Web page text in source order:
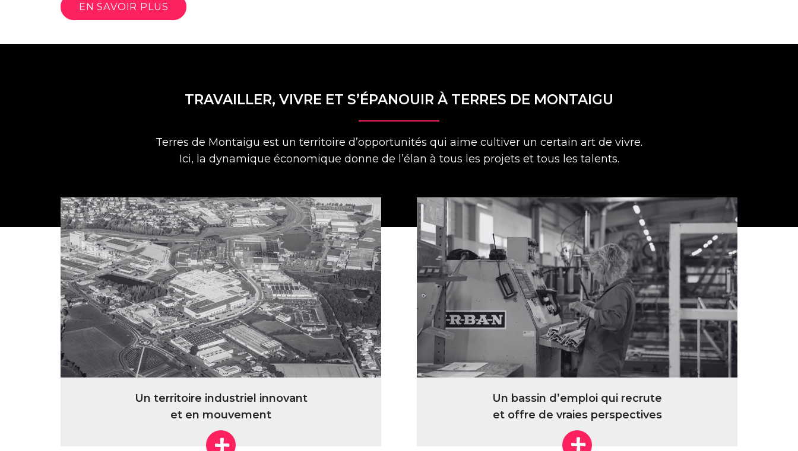
EN SAVOIR PLUS
TRAVAILLER, VIVRE ET S’ÉPANOUIR À TERRES DE MONTAIGU
Terres de Montaigu est un territoire d’opportunités qui aime cultiver un certain art de vivre.
Ici, la dynamique économique donne de l’élan à tous les projets et tous les talents.
Un territoire industriel innovant
et en mouvement
+
Un bassin d’emploi qui recrute
et offre de vraies perspectives
+